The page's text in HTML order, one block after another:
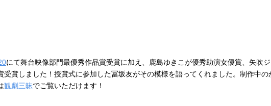
にて舞台映像部門最優秀作品賞受賞に加え、鹿島ゆきこが優秀助演女優賞、矢吹
賞しました！授賞式に参加した冨坂友がその模様を語ってくれました。制作中の
観劇三昧でご覧いただけます！